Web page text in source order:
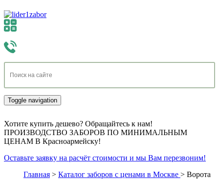
Toggle navigation
Хотите купить дешево? Обращайтесь к нам!
ПРОИЗВОДСТВО ЗАБОРОВ ПО МИНИМАЛЬНЫМ
ЦЕНАМ В Красноармейску!
Оставьте заявку на расчёт стоимости и мы Вам перезвоним!
Главная > Каталог заборов с ценами в Москве > Ворота